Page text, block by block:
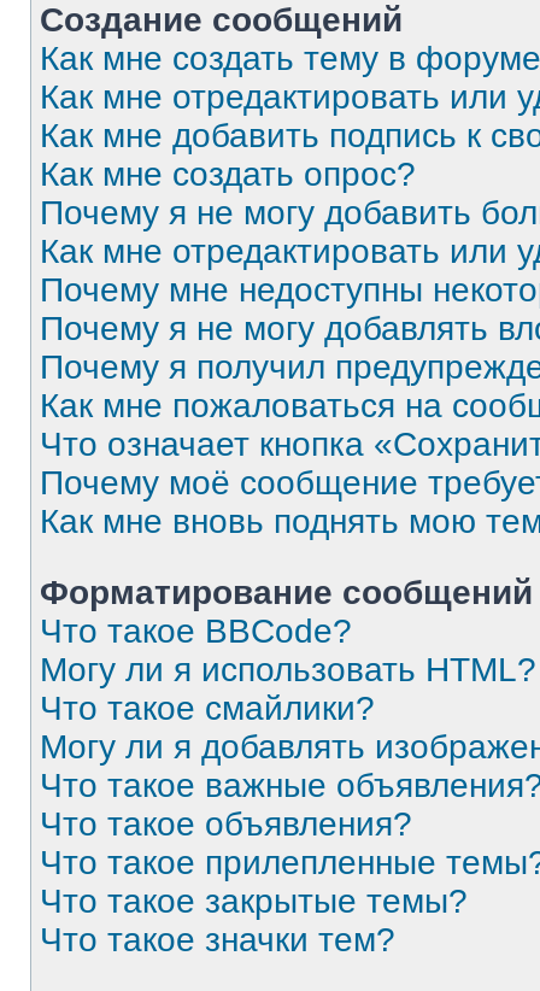
Создание сообщений
Как мне создать тему в
Как мне отредактировать или
Как мне добавить подпись к
Как мне создать опрос?
Почему я не могу добавить
Как мне отредактировать или
Почему мне недоступны
Почему я не могу добавлять
Почему я получил
Как мне пожаловаться на
Что означает кнопка
Почему моё сообщение
Как мне вновь поднять мою
Форматирование
Что такое BBCode?
Могу ли я использовать HTML?
Что такое смайлики?
Могу ли я добавлять
Что такое важные
Что такое объявления?
Что такое прилепленные
Что такое закрытые темы?
Что такое значки тем?